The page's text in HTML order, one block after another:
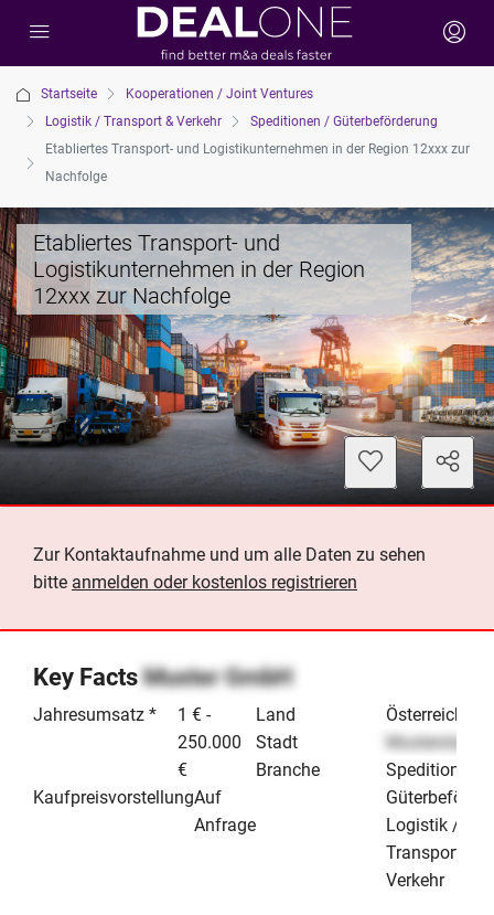
Startseite
Kooperationen / Joint Ventures
Logistik / Transport & Verkehr
Speditionen / Güterbeförderung
Etabliertes Transport- und Logistikunternehmen in der Region 12xxx zur
Nachfolge
Etabliertes Transport- und
Logistikunternehmen in der Region
12xxx zur Nachfolge
Zur Kontaktaufnahme und um alle Daten zu sehen
bitte anmelden oder kostenlos registrieren
Key FactsMuster GmbH
Jahresumsatz *
1 € -
250.000
€
KaufpreisvorstellungAuf
Anfrage
Land
Österreich
Stadt
Musterstadt
Branche
Speditionen /
Logistik /
Transport &
Verkehr